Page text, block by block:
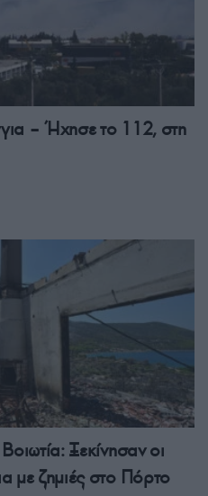
– Ήχησε το 112, στη
Ξεκίνησαν οι
με ζημιές στο Πόρτο